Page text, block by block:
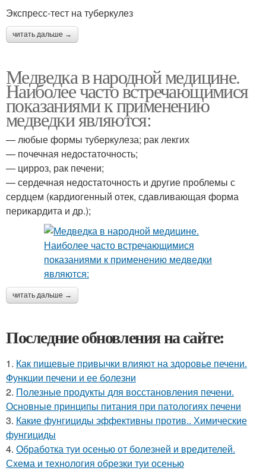
Экспресс-тест на туберкулез
читать дальше →
Медведка в народной медицине.
Наиболее часто встречающимися
показаниями к применению
медведки являются:
— любые формы туберкулеза; рак лекгих
— почечная недостаточность;
— цирроз, рак печени;
— сердечная недостаточность и другие проблемы с
сердцем (кардиогенный отек, сдавливающая форма
перикардита и др.);
читать дальше →
Последние обновления на сайте:
1. Как пищевые привычки влияют на здоровье печени.
Функции печени и ее болезни
2. Полезные продукты для восстановления печени.
Основные принципы питания при патологиях печени
3. Какие фунгициды эффективны против.. Химические
фунгициды
4. Обработка туи осенью от болезней и вредителей.
Схема и технология обрезки туи осенью